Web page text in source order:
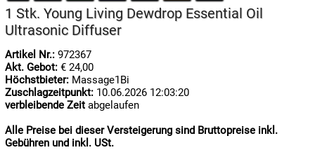
08.08:
1€
Megaabverkauf
1 Stk. Young Living Dewdrop Essential Oil
Ultrasonic Diffuser
Artikel Nr.: 972367
Akt. Gebot: € 24,00
Höchstbieter: Massage1Bi
Zuschlagzeitpunkt: 10.06.2026 12:03:20
verbleibende Zeit abgelaufen
Alle Preise bei dieser Versteigerung sind Bruttopreise inkl.
Gebühren und inkl. USt.